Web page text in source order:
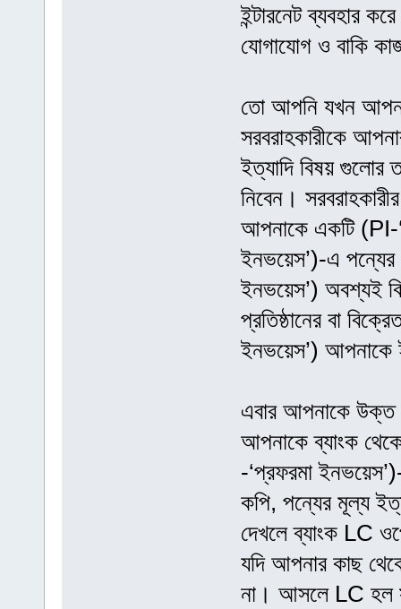
ইন্টারনেট ব্যবহার
যোগাযোগ ও বাকি
তো আপনি যখন
সরবরাহকারীকে
ইত্যাদি বিষয় গুলোর
নিবেন।
আপনাকে একটি (PI-
ইনভয়েস’)-এ
ইনভয়েস’) অবশ্যই
প্রতিষ্ঠানের বা
ইনভয়েস’) আপনাকে
এবার আপনাকে উক্ত
আপনাকে ব্যাংক
-‘প্রফরমা
কপি, পন্যের মূল্য
দেখলে ব্যাংক LC
যদি আপনার কাছ
না। আসলে LC হল